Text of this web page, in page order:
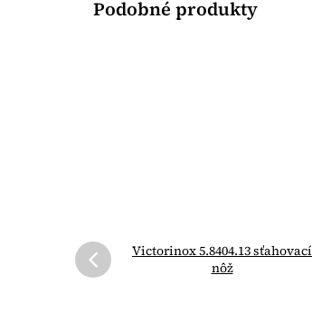
Victorinox 5.8404.13 sťahovací
nôž